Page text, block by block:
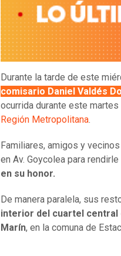
Durante la tarde de este
comisario Daniel Valdés
ocurrida durante este
Región Metropolitana.
Familiares, amigos y
en Av. Goycolea para
en su honor.
De manera paralela, sus
interior del cuartel central
Marín, en la comuna de